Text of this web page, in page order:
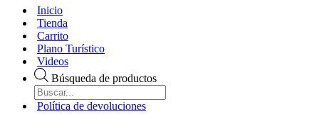
Inicio
Tienda
Carrito
Plano Turístico
Videos
Búsqueda de productos
Política de devoluciones